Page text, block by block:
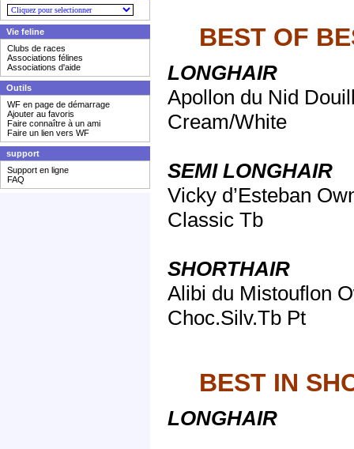
Vie feline
Clubs de races
Associations félines
Associations d'aide
Outils
WF en page de démarrage
Ajouter au favoris
Faire connaître à un ami
Faire un lien vers WF
support
Support en ligne
FAQ
BEST OF
LONGHAIR
Apollon du Nid
Cream/White
SEMI LONGHAIR
Vicky d’Esteban
Classic Tb
SHORTHAIR
Alibi du Mistouflon
Choc.Silv.Tb Pt
BEST IN
LONGHAIR